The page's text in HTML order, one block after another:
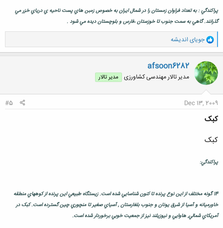
پراكندگي : به تعداد فراوان زمستان را در شمال ايران به خصوص زمبن هاي پست ناحيه ي درياي خزر مي
گذرانند. گاهي به سمت جنوب تا خوزستان ،فارس و بلوچستان ديده مي شود .
و
ا
ک
ن
ش
ه
ا
جویای اندیشه
afsoon6282
مدیر تالار مهندسی كشاورزی مدیر تالار
Dec 13, 2009
#5
کبک
کبک
پراکندگي:
14 گونه مختلف از اين نوع پرنده تا کنون شناسايي شده است. زيستگاه طبيعي اين پرنده از کوههاي منطقه
خاورميانه و آسيا از شرق يونان و جنوب بلغارستان , آسياي صغير تا منچوري چين گسترده است. کبک در
آمريکاي شمالي, هاوايي و نيوزيلند نيز از جمعيت خوبي برخوردار شده است.